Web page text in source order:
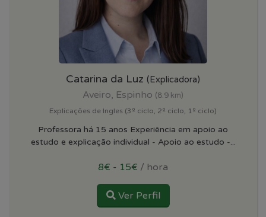
Catarina da Luz (Explicadora)
Aveiro, Espinho (8.9 km)
Explicações de Ingles (3º ciclo, 2º ciclo, 1º ciclo)
Professora há 15 anos Experiência em apoio ao
estudo e explicação individual - Apoio ao estudo -...
8€ - 15€ / hora
Ver Perfil